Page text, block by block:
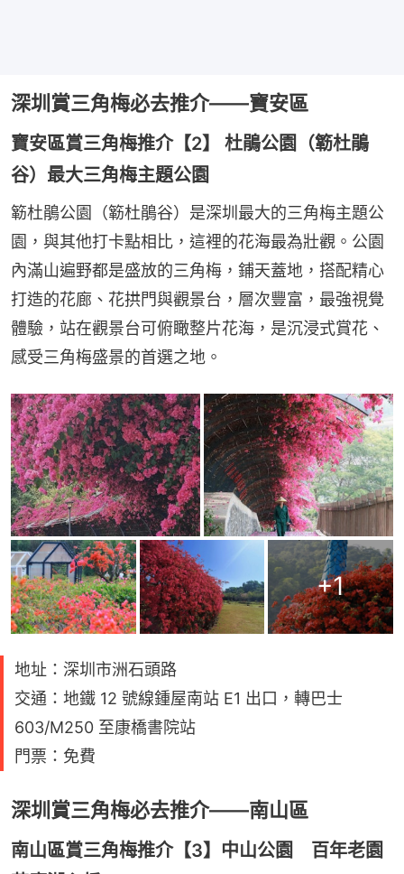
深圳賞三角梅必去推介——寶安區
寶安區賞三角梅推介【2】 杜鵑公園（簕杜鵑
谷）最大三角梅主題公園
簕杜鵑公園（簕杜鵑谷）是深圳最大的三角梅主題公
園，與其他打卡點相比，這裡的花海最為壯觀。公園
內滿山遍野都是盛放的三角梅，鋪天蓋地，搭配精心
打造的花廊、花拱門與觀景台，層次豐富，最強視覺
體驗，站在觀景台可俯瞰整片花海，是沉浸式賞花、
感受三角梅盛景的首選之地。
+1
地址：深圳市洲石頭路
交通：地鐵 12 號線鍾屋南站 E1 出口，轉巴士
603/M250 至康橋書院站
門票：免費
深圳賞三角梅必去推介——南山區
南山區賞三角梅推介【3】中山公園 百年老園